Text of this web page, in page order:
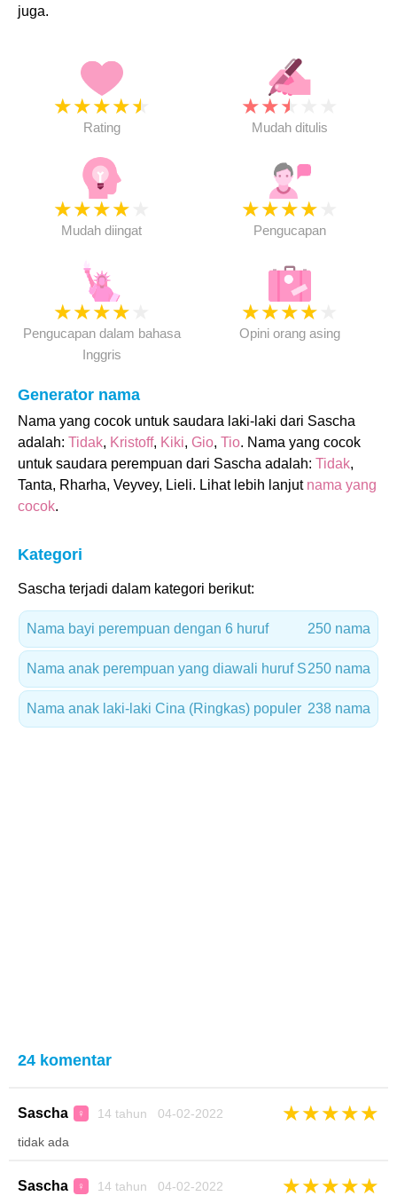
juga.
★★★★★
Rating
★★★
Mudah ditulis
★★★★
Mudah diingat
★★★★
Pengucapan
★★★★
Pengucapan dalam bahasa
Inggris
★★★★
Opini orang asing
Generator nama
Nama yang cocok untuk saudara laki-laki dari Sascha
adalah: Tidak, Kristoff, Kiki, Gio, Tio. Nama yang cocok
untuk saudara perempuan dari Sascha adalah: Tidak,
Tanta, Rharha, Veyvey, Lieli. Lihat lebih lanjut nama yang
cocok.
Kategori
Sascha terjadi dalam kategori berikut:
Nama bayi perempuan dengan 6 huruf 250 nama
Nama anak perempuan yang diawali huruf S250 nama
Nama anak laki-laki Cina (Ringkas) populer 238 nama
24 komentar
Sascha ♀ 14 tahun 04-02-2022 ★★★★★
tidak ada
Sascha ♀ 14 tahun 04-02-2022 ★★★★★